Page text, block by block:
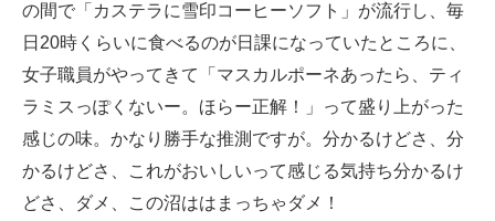
の間で「カステラに雪印コーヒーソフト」が流行し、毎
日20時くらいに食べるのが日課になっていたところに、
女子職員がやってきて「マスカルポーネあったら、ティ
ラミスっぽくないー。ほらー正解！」って盛り上がった
感じの味。かなり勝手な推測ですが。分かるけどさ、分
かるけどさ、これがおいしいって感じる気持ち分かるけ
どさ、ダメ、この沼ははまっちゃダメ！